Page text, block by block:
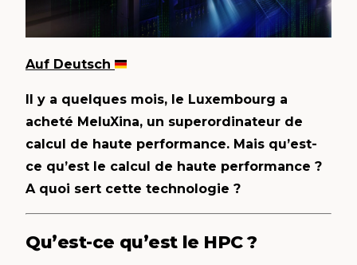
Auf Deutsch
Il y a quelques mois, le Luxembourg a
acheté MeluXina, un superordinateur de
calcul de haute performance. Mais qu’est-
ce qu’est le calcul de haute performance ?
A quoi sert cette technologie ?
Qu’est-ce qu’est le HPC ?